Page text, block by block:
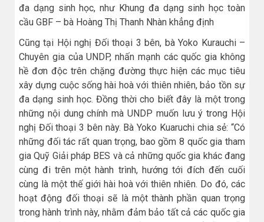
đa dạng sinh học, như Khung đa dạng sinh học toàn
cầu GBF – bà Hoàng Thị Thanh Nhàn khẳng định
Cũng tại Hội nghị Đối thoại 3 bên, bà Yoko Kurauchi –
Chuyên gia của UNDP, nhấn mạnh các quốc gia không
hề đơn độc trên chặng đường thực hiện các mục tiêu
xây dựng cuộc sống hài hoà với thiên nhiên, bảo tồn sự
đa dạng sinh học. Đồng thời cho biết đây là một trong
những nội dung chính mà UNDP muốn lưu ý trong Hội
nghị Đối thoại 3 bên này. Bà Yoko Kuaruchi chia sẻ: “Có
những đối tác rất quan trọng, bao gồm 8 quốc gia tham
gia Quỹ Giải pháp BES và cả những quốc gia khác đang
cùng đi trên một hành trình, hướng tới đích đến cuối
cùng là một thế giới hài hoà với thiên nhiên. Do đó, các
hoạt động đối thoại sẽ là một thành phần quan trọng
trong hành trình này, nhằm đảm bảo tất cả các quốc gia